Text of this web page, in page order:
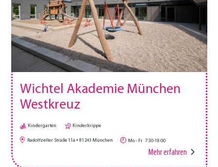
Wichtel Akademie München
Westkreuz
Kindergarten Kinderkrippe
Radolfzeller Straße 11a 81243 München Mo - Fr 7:30-18:00
Mehr erfahren